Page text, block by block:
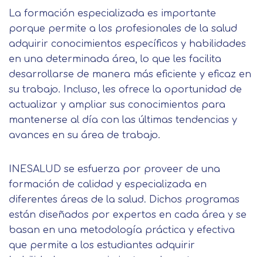
La formación especializada es importante
porque permite a los profesionales de la salud
adquirir conocimientos específicos y habilidades
en una determinada área, lo que les facilita
desarrollarse de manera más eficiente y eficaz en
su trabajo. Incluso, les ofrece la oportunidad de
actualizar y ampliar sus conocimientos para
mantenerse al día con las últimas tendencias y
avances en su área de trabajo.
INESALUD se esfuerza por proveer de una
formación de calidad y especializada en
diferentes áreas de la salud. Dichos programas
están diseñados por expertos en cada área y se
basan en una metodología práctica y efectiva
que permite a los estudiantes adquirir